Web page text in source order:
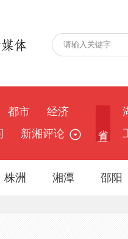
都市
经济
新湘评论
株洲 湘潭 邵阳